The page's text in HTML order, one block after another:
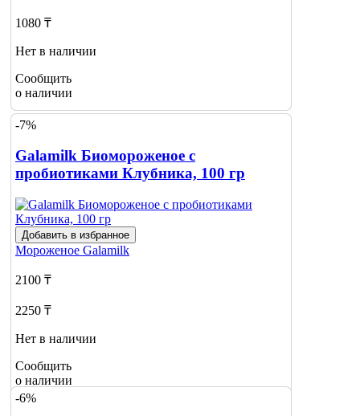
1080 ₸
Нет в наличии
Сообщить
о наличии
-7%
Galamilk Биомороженое с
пробиотиками Клубника, 100 гр
Добавить в избранное
Мороженое Galamilk
2100 ₸
2250 ₸
Нет в наличии
Сообщить
о наличии
-6%